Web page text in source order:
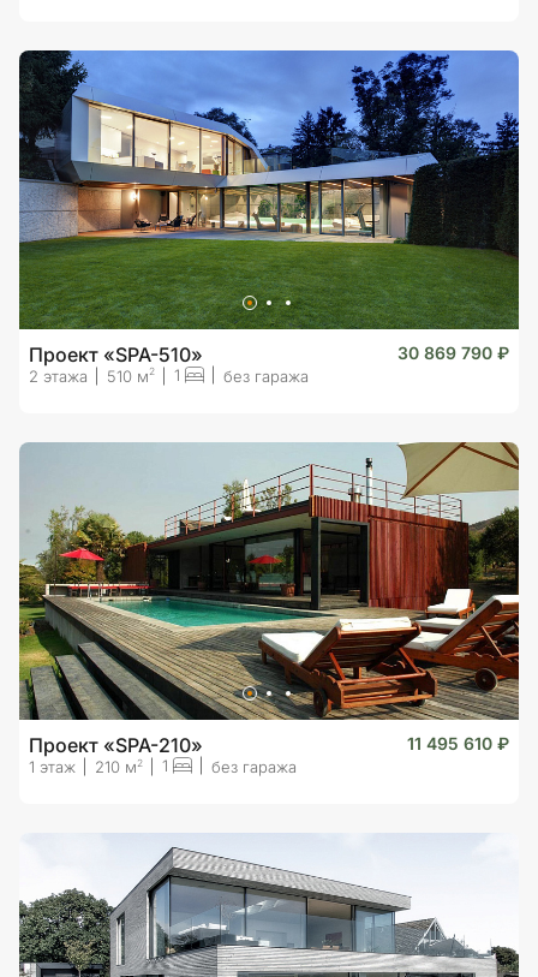
Проект «SPA-510» 30 869 790 ₽
2 этажа 510 м2 1 без гаража
Проект «SPA-210» 11 495 610 ₽
1 этаж 210 м 2 1 без гаража